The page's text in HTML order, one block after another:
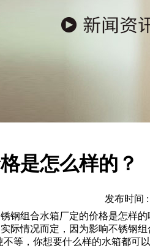
是怎么样的？
发布时间
钢组合水箱厂定的价格是怎样的
际情况而定，因为影响不锈钢
等，你想要什么样的水箱都可以